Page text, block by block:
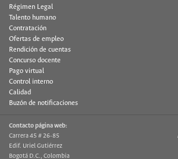
Régimen Legal
Talento humano
Contratación
Ofertas de empleo
Rendición de cuentas
Concurso docente
Pago virtual
Control interno
Calidad
Buzón de notificaciones
Contacto página web:
Carrera 45 # 26-85
Edif. Uriel Gutiérrez
Bogotá D.C., Colombia